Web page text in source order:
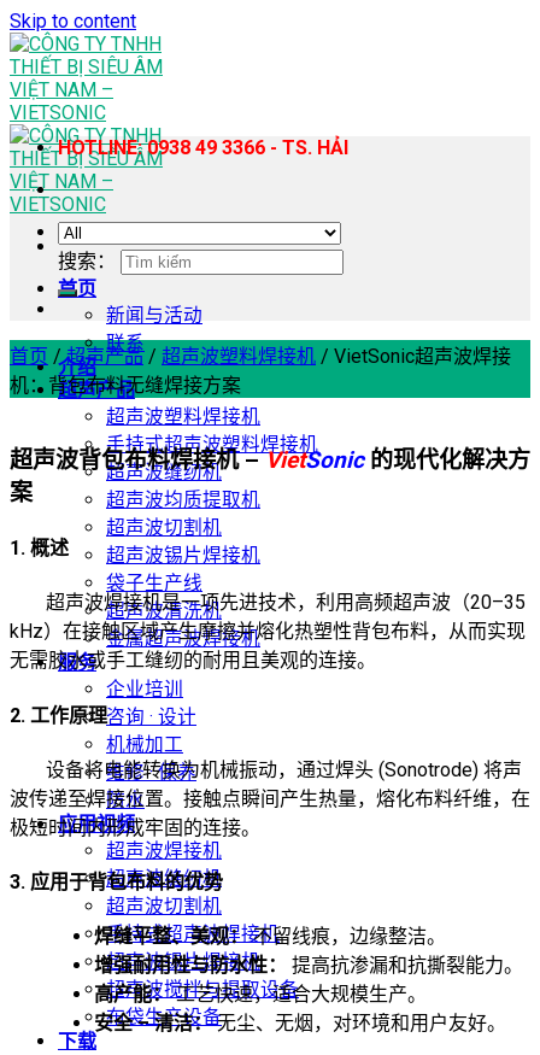
Skip to content
首页
新闻与活动
联系
介绍
超声产品
超声波塑料焊接机
手持式超声波塑料焊接机
超声波缝纫机
超声波均质提取机
超声波切割机
超声波锡片焊接机
袋子生产线
超声波清洗机
金属超声波焊接机
服务
企业培训
咨询 · 设计
机械加工
维修 · 保养
防水
应用视频
超声波焊接机
超声波缝纫机
超声波切割机
手持式超声波焊接机
超声波锡片焊接机
超声波搅拌与提取设备
布袋生产设备
下载
HOTLINE: 0938 49 3366 - TS. HẢI
搜索：
首页 / 超声产品 / 超声波塑料焊接机 / VietSonic超声波焊接
机：背包布料无缝焊接方案
超声波背包布料焊接机 –VietSonic的现代化解决方
案
1. 概述
超声波焊接机是一项先进技术，利用高频超声波（20–35
kHz）在接触区域产生摩擦并熔化热塑性背包布料，从而实现
无需胶水或手工缝纫的耐用且美观的连接。
2. 工作原理
设备将电能转换为机械振动，通过焊头 (Sonotrode) 将声
波传递至焊接位置。接触点瞬间产生热量，熔化布料纤维，在
极短时间内形成牢固的连接。
3. 应用于背包布料的优势
焊缝平整、美观：不留线痕，边缘整洁。
增强耐用性与防水性：
提高抗渗漏和抗撕裂能力。
高产能：工艺快速，适合大规模生产。
安全 – 清洁：无尘、无烟，对环境和用户友好。